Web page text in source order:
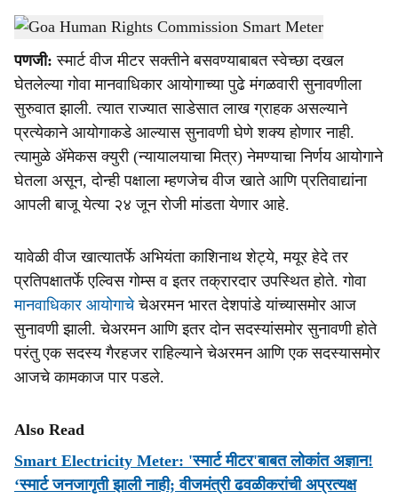
a
r
e
Goa Human Rights Commission Smart Meter-Dainik Gomantak
पणजी: स्मार्ट वीज मीटर सक्तीने बसवण्याबाबत स्वेच्छा दखल
घेतलेल्या गोवा मानवाधिकार आयोगाच्या पुढे मंगळवारी सुनावणीला
सुरुवात झाली. त्यात राज्यात साडेसात लाख ग्राहक असल्याने
प्रत्येकाने आयोगाकडे आल्यास सुनावणी घेणे शक्य होणार नाही.
त्यामुळे ॲमेकस क्युरी (न्यायालयाचा मित्र) नेमण्याचा निर्णय आयोगाने
घेतला असून, दोन्ही पक्षाला म्हणजेच वीज खाते आणि प्रतिवाद्यांना
आपली बाजू येत्या २४ जून रोजी मांडता येणार आहे.
यावेळी वीज खात्यातर्फे अभियंता काशिनाथ शेट्ये, मयूर हेदे तर
प्रतिपक्षातर्फे एल्विस गोम्स व इतर तक्रारदार उपस्थित होते. गोवा
मानवाधिकार आयोगाचेचेअरमन भारत देशपांडे यांच्यासमोर आज
सुनावणी झाली. चेअरमन आणि इतर दोन सदस्यांसमोर सुनावणी होते
परंतु एक सदस्य गैरहजर राहिल्याने चेअरमन आणि एक सदस्यासमोर
आजचे कामकाज पार पडले.
Also Read
Smart Electricity Meter: 'स्मार्ट मीटर'बाबत लोकांत अज्ञान!
‘स्मार्ट जनजागृती झाली नाही; वीजमंत्री ढवळीकरांची अप्रत्यक्ष